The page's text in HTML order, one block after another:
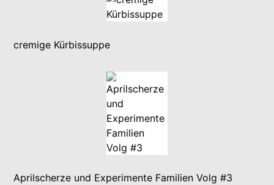
cremige Kürbissuppe
Aprilscherze und Experimente Familien Volg #3